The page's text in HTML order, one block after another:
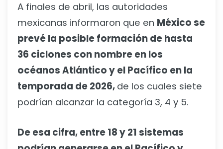
A finales de abril, las autoridades
mexicanas informaron que en México se
prevé la posible formación de hasta
36 ciclones con nombre en los
océanos Atlántico y el Pacífico en la
temporada de 2026, de los cuales siete
podrían alcanzar la categoría 3, 4 y 5.
De esa cifra, entre 18 y 21 sistemas